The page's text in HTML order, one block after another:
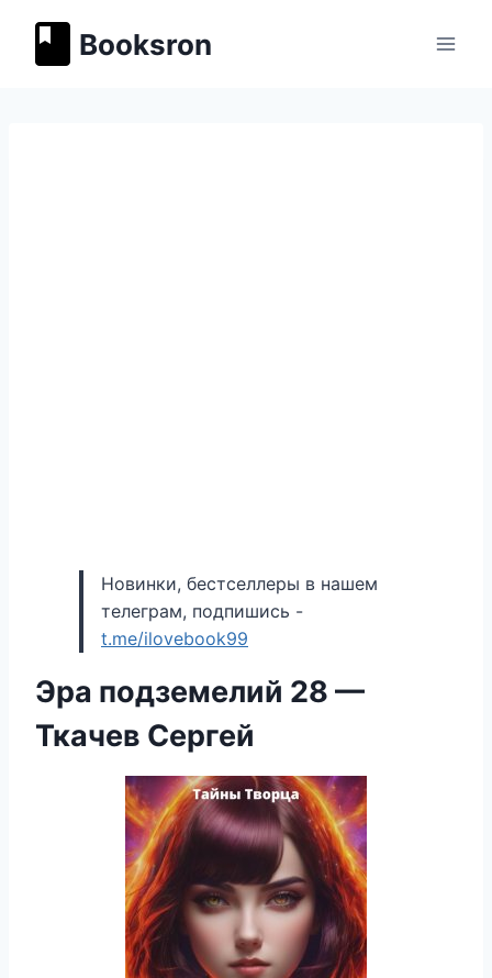
содержимому
Booksron
Новинки, бестселлеры в нашем
телеграм, подпишись -
t.me/ilovebook99
Эра подземелий 28 —
Ткачев Сергей